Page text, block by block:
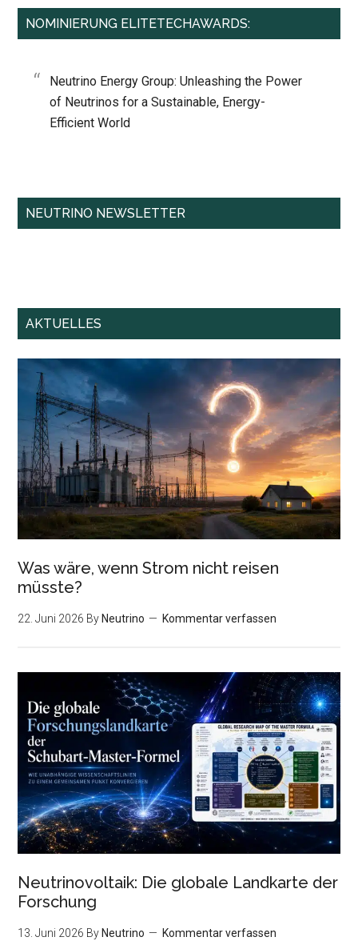
NOMINIERUNG ELITETECHAWARDS:
Neutrino Energy Group: Unleashing the Power
of Neutrinos for a Sustainable, Energy-
Efficient World
NEUTRINO NEWSLETTER
AKTUELLES
Was wäre, wenn Strom nicht reisen
müsste?
22. Juni 2026 By Neutrino Kommentar verfassen
Neutrinovoltaik: Die globale Landkarte der
Forschung
13. Juni 2026 By Neutrino Kommentar verfassen